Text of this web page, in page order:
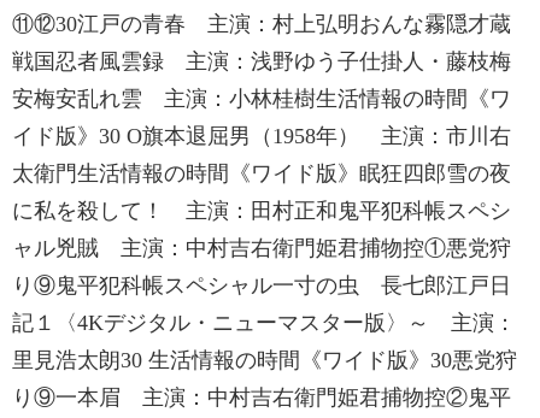
⑪⑫30江戸の青春 主演：村上弘明おんな霧隠才蔵
戦国忍者風雲録 主演：浅野ゆう子仕掛人・藤枝梅
安梅安乱れ雲 主演：小林桂樹生活情報の時間《ワ
イド版》30 O旗本退屈男（1958年） 主演：市川右
太衛門生活情報の時間《ワイド版》眠狂四郎雪の夜
に私を殺して！ 主演：田村正和鬼平犯科帳スペシ
ャル兇賊 主演：中村吉右衛門姫君捕物控①悪党狩
り⑨鬼平犯科帳スペシャル一寸の虫 長七郎江戸日
記１〈4Kデジタル・ニューマスター版〉～ 主演：
里見浩太朗30 生活情報の時間《ワイド版》30悪党狩
り⑨一本眉 主演：中村吉右衛門姫君捕物控②鬼平